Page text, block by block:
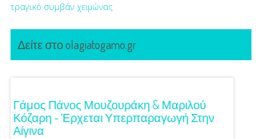
τραγικό συμβάν χειμώνας
Δείτε στο olagiatogamo.gr
Γάμος Πάνος Μουζουράκη & Μαριλού
Κόζαρη - Έρχεται Υπερπαραγωγή Στην
Αίγινα